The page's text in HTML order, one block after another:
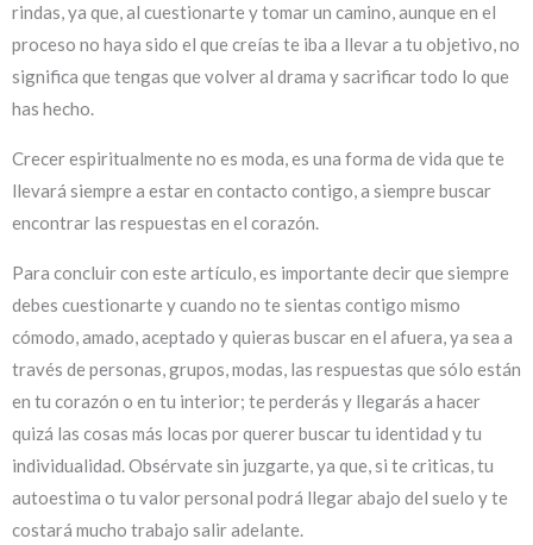
rindas, ya que, al cuestionarte y tomar un camino, aunque en el
proceso no haya sido el que creías te iba a llevar a tu objetivo, no
significa que tengas que volver al drama y sacrificar todo lo que
has hecho.
Crecer espiritualmente no es moda, es una forma de vida que te
llevará siempre a estar en contacto contigo, a siempre buscar
encontrar las respuestas en el corazón.
Para concluir con este artículo, es importante decir que siempre
debes cuestionarte y cuando no te sientas contigo mismo
cómodo, amado, aceptado y quieras buscar en el afuera, ya sea a
través de personas, grupos, modas, las respuestas que sólo están
en tu corazón o en tu interior; te perderás y llegarás a hacer
quizá las cosas más locas por querer buscar tu identidad y tu
individualidad. Obsérvate sin juzgarte, ya que, si te criticas, tu
autoestima o tu valor personal podrá llegar abajo del suelo y te
costará mucho trabajo salir adelante.